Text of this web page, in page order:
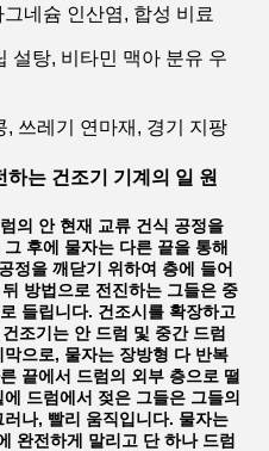
네슘 인산염, 합성 비료
설탕, 비타민 맥아 분유 우
, 쓰레기 연마재, 경기 지팡
는 건조기 기계의 일 원
의 안 현재 교류 건식 공정을
후에 물자는 다른 끝을 통해
정을 깨닫기 위하여 층에 들어
방법으로 전진하는 그들은 중
들립니다. 건조시를 확장하고
조기는 안 드럼 및 중간 드럼
으로, 물자는 장방형 다 반복
끝에서 드럼의 외부 층으로 떨
드럼에서 젖은 그들은 그들의
나, 빨리 움직입니다. 물자는
완전하게 말리고 단 하나 드럼